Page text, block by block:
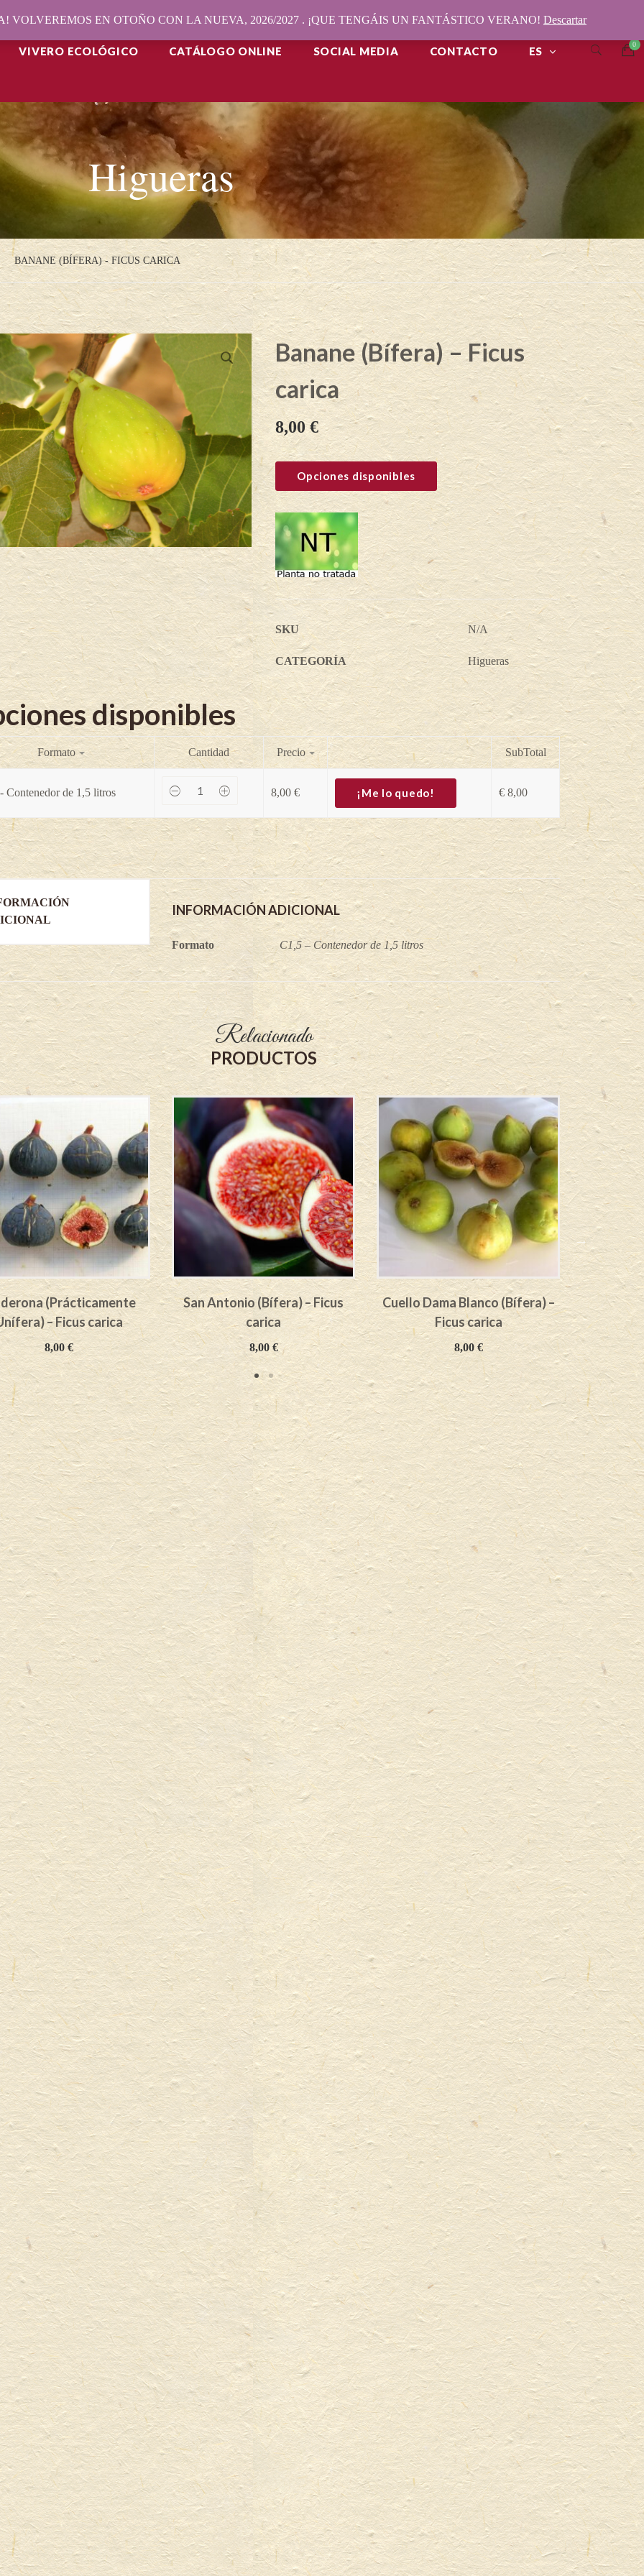
VIVERO ECOLÓGICO CATÁLOGO ONLINE SOCIAL MEDIA CONTACTO ES
Higueras
BANANE (BÍFERA) - FICUS CARICA
Banane (Bífera) – Ficus
carica
8,00€
Opciones disponibles
SKU N/A
CATEGORÍA Higueras
disponibles
Formato Cantidad Precio SubTotal
Contenedor de 1,5 litros
Banane
(Bífera)
Ficus
carica
quantity
8,00 € ¡Me lo quedo! € 8,00
INFORMACIÓN ADICIONAL
Formato C1,5 – Contenedor de 1,5 litros
Relacionado
PRODUCTOS
(Prácticamente
– Ficus carica
8,00 €
San Antonio (Bífera) – Ficus
carica
8,00 €
Cuello Dama Blanco (Bífera) –
Ficus carica
8,00 €
Coll
VOLVEREMOS EN OTOÑO CON LA NUEVA, 2026/2027 . ¡QUE TENGÁIS UN FANTÁSTICO VERANO! Descartar